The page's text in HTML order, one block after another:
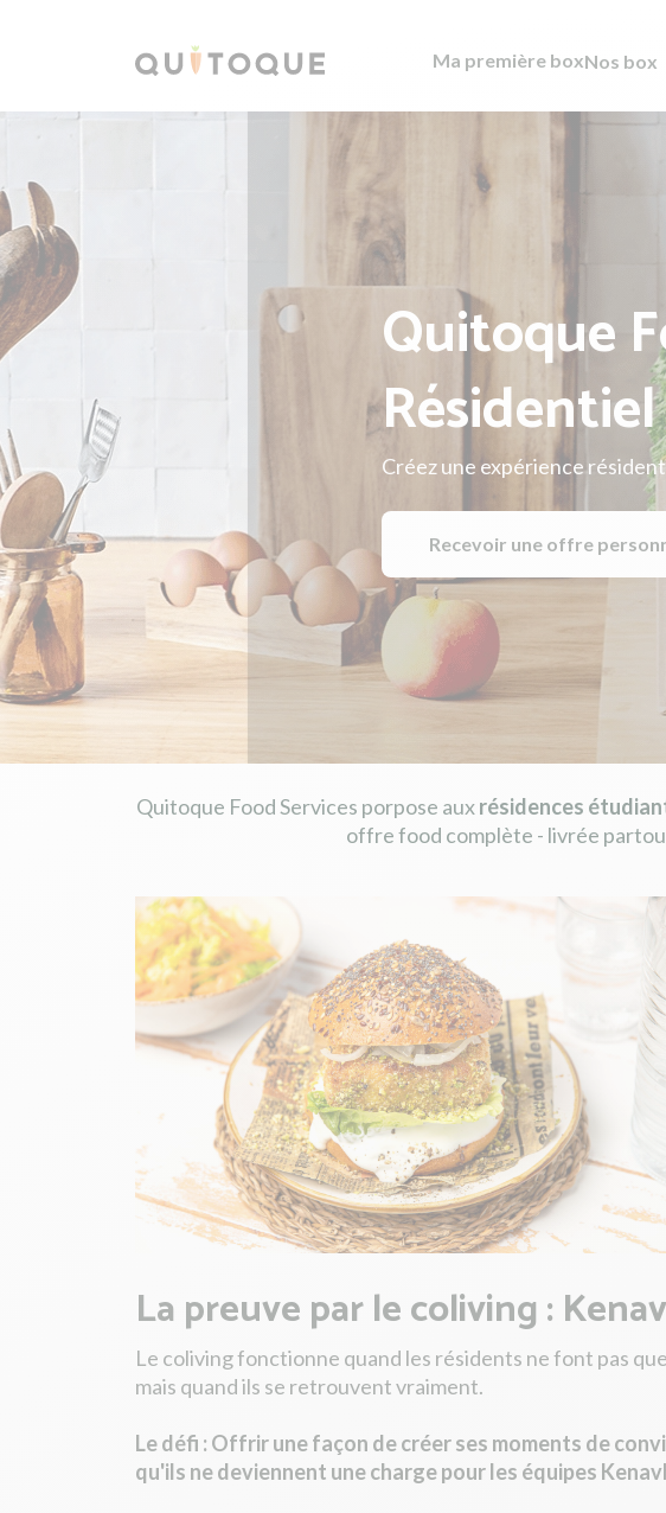
Ma première boxNos box
Quitoque
Résidentiel
Créez une expérience
Recevoir une offre
Quitoque Food Services porpose auxrésidences
offre food complète - livrée
La preuve par le coliving :
Le coliving fonctionne quand les résidents ne font pas
mais quand ils se retrouvent vraiment.
Le défi : Offrir une façon de créer ses moments de
qu'ils ne deviennent une charge pour les équipes